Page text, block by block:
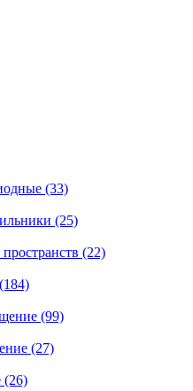
(33)
(25)
(22)
(99)
(27)
(26)